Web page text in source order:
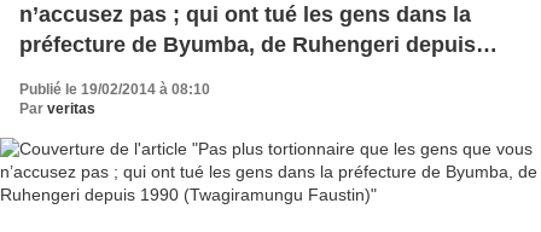
n’accusez pas ; qui ont tué les gens dans la
préfecture de Byumba, de Ruhengeri depuis
Publié le 19/02/2014 à 08:10
Par veritas